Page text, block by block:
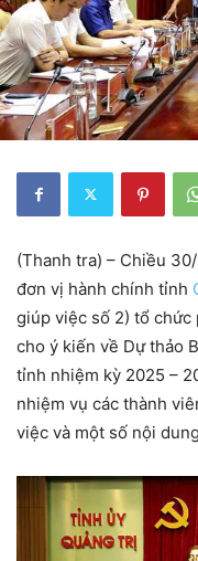
(Thanh tra) – Chiều
đơn vị hành chính tỉnh
giúp việc số 2) tổ
cho ý kiến về Dự thảo
tỉnh nhiệm kỳ 2025 –
nhiệm vụ các thành
việc và một số nội